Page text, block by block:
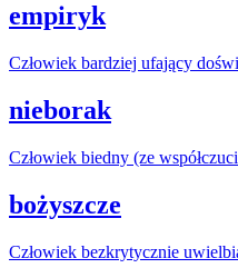
empiryk
Człowiek bardziej ufający
nieborak
Człowiek biedny (ze
bożyszcze
Człowiek bezkrytycznie